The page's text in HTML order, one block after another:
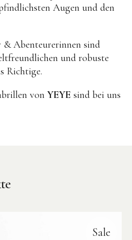
Augen und den
Abenteurerinnen sind
und robuste
Richtige.
von YEYE sind bei uns
Sale